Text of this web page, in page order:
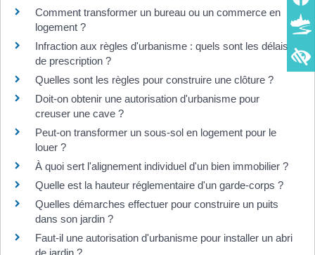
Comment transformer un bureau ou un commerce en
logement ?
Infraction aux règles d'urbanisme : quels sont les délais
de prescription ?
Quelles sont les règles pour construire une clôture ?
Doit-on obtenir une autorisation d'urbanisme pour
creuser une cave ?
Peut-on transformer un sous-sol en logement pour le
louer ?
À quoi sert l'alignement individuel d'un bien immobilier ?
Quelle est la hauteur réglementaire d'un garde-corps ?
Quelles démarches effectuer pour construire un puits
dans son jardin ?
Faut-il une autorisation d'urbanisme pour installer un abri
de jardin ?